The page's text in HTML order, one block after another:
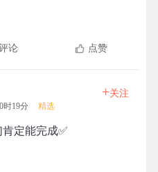
论 点赞
时19分 精选
+关注
定能完成✅